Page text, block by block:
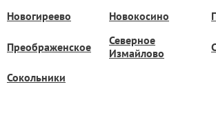
Новогиреево Новокосино
Преображенское
Северное
Измайлово
Сокольники